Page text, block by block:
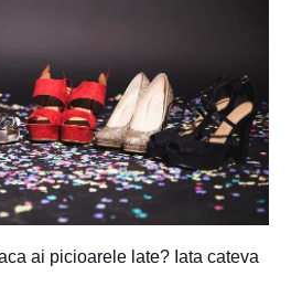
ai picioarele late? Iata cateva